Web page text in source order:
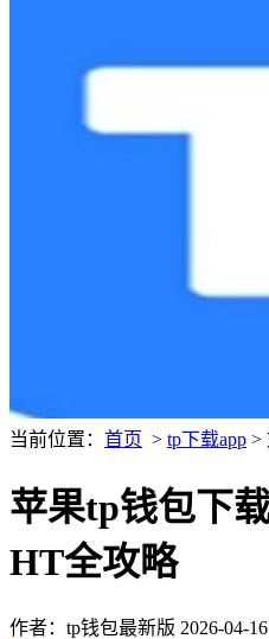
当前位置： 首页 > tp下载app >
苹果tp钱包下
HT全攻略
作者：tp钱包最新版 2026-04-16